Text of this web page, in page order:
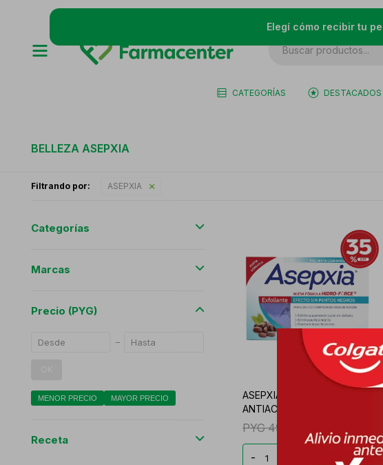
Elegí cómo recibir tu
CATEGORÍAS DESTACADOS
BELLEZA ASEPXIA
Filtrando por: ASEPXIA
ASEPXIA EXFOLIANTE
ANTIACNIL JAB BARRA C
PYG 49.151
-
Categorías
Marcas
Precio (PYG)
MENOR PRECIO MAYOR PRECIO
Receta